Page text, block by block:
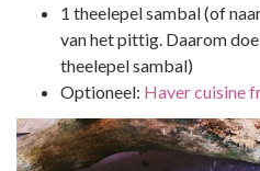
1 theelepel sambal (of
van het pittig. Daarom
theelepel sambal)
Optioneel: Haver cuisine